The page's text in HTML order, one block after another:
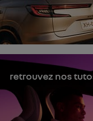
retrouvez nos